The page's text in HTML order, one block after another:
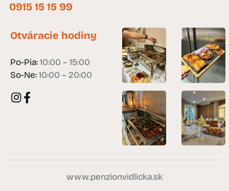
0915 15 15 99
Otváracie hodiny
Po-Pia:10:00 – 15:00
So-Ne:10:00 – 20:00
www.penzionvidlicka.sk